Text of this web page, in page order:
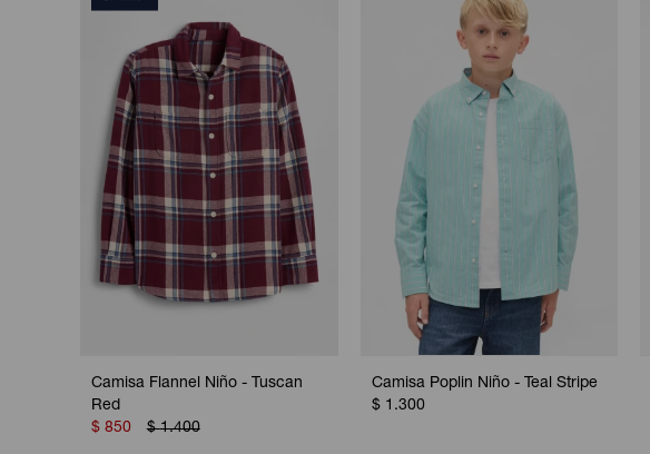
Camisa Flannel Niño - Tuscan
Red
$ 850 $ 1.400
Camisa Poplin Niño - Teal Stripe
$ 1.300